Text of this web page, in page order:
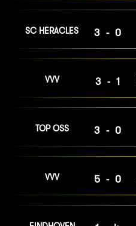
SC HERACLES 3-0
VVV 3-1
TOP OSS 3-0
VVV 5-0